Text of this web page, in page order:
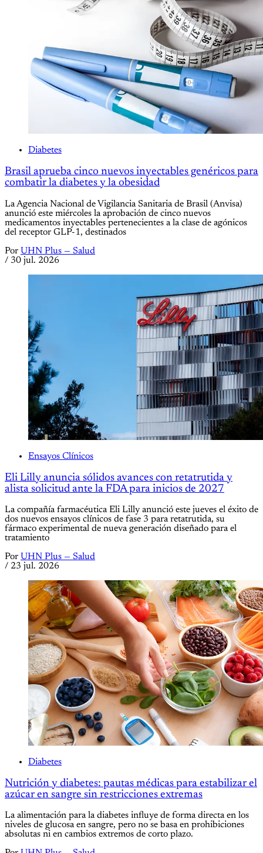
Diabetes
Brasil aprueba cinco nuevos inyectables genéricos para
combatir la diabetes y la obesidad
La Agencia Nacional de Vigilancia Sanitaria de Brasil (Anvisa)
anunció este miércoles la aprobación de cinco nuevos
medicamentos inyectables pertenecientes a la clase de agónicos
del receptor GLP-1, destinados
Por UHN Plus — Salud
/ 30 jul. 2026
Ensayos Clínicos
Eli Lilly anuncia sólidos avances con retatrutida y
alista solicitud ante la FDA para inicios de 2027
La compañía farmacéutica Eli Lilly anunció este jueves el éxito de
dos nuevos ensayos clínicos de fase 3 para retatrutida, su
fármaco experimental de nueva generación diseñado para el
tratamiento
Por UHN Plus — Salud
/ 23 jul. 2026
Diabetes
Nutrición y diabetes: pautas médicas para estabilizar el
azúcar en sangre sin restricciones extremas
La alimentación para la diabetes influye de forma directa en los
niveles de glucosa en sangre, pero no se basa en prohibiciones
absolutas ni en cambios extremos de corto plazo.